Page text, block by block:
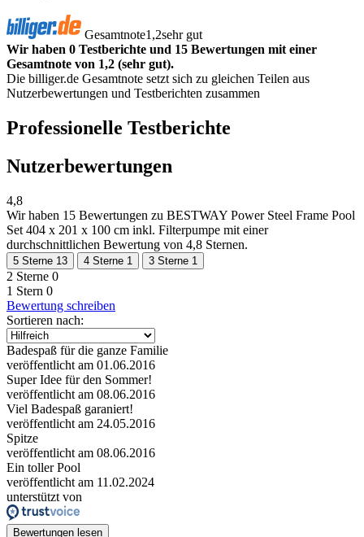
Gesamtnote1,2sehr gut
Wir haben 0 Testberichte und 15 Bewertungen mit einer
Gesamtnote von 1,2 (sehr gut).
Die billiger.de Gesamtnote setzt sich zu gleichen Teilen aus
Nutzerbewertungen und Testberichten zusammen
Professionelle Testberichte
Nutzerbewertungen
4,8
Wir haben 15 Bewertungen zu BESTWAY Power Steel Frame Pool
Set 404 x 201 x 100 cm inkl. Filterpumpe mit einer
durchschnittlichen Bewertung von 4,8 Sternen.
5 Sterne 13 4 Sterne 1 3 Sterne 1
2 Sterne 0
1 Stern 0
Bewertung schreiben
Sortieren nach:
Badespaß für die ganze Familie
veröffentlicht am 01.06.2016
Super Idee für den Sommer!
veröffentlicht am 08.06.2016
Viel Badespaß garaniert!
veröffentlicht am 24.05.2016
Spitze
veröffentlicht am 08.06.2016
Ein toller Pool
veröffentlicht am 11.02.2024
unterstützt von
Bewertungen lesen